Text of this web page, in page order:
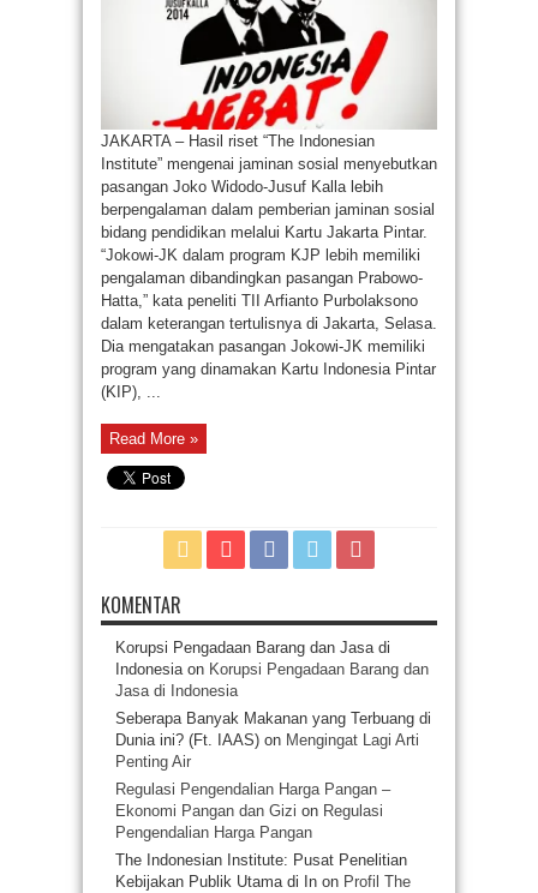
JAKARTA – Hasil riset “The Indonesian
Institute” mengenai jaminan sosial menyebutkan
pasangan Joko Widodo-Jusuf Kalla lebih
berpengalaman dalam pemberian jaminan sosial
bidang pendidikan melalui Kartu Jakarta Pintar.
“Jokowi-JK dalam program KJP lebih memiliki
pengalaman dibandingkan pasangan Prabowo-
Hatta,” kata peneliti TII Arfianto Purbolaksono
dalam keterangan tertulisnya di Jakarta, Selasa.
Dia mengatakan pasangan Jokowi-JK memiliki
program yang dinamakan Kartu Indonesia Pintar
(KIP), ...
Read More »
KOMENTAR
Korupsi Pengadaan Barang dan Jasa di
Indonesiaon Korupsi Pengadaan Barang dan
Jasa di Indonesia
Seberapa Banyak Makanan yang Terbuang di
Dunia ini? (Ft. IAAS) on Mengingat Lagi Arti
Penting Air
Regulasi Pengendalian Harga Pangan –
Ekonomi Pangan dan Gizi on Regulasi
Pengendalian Harga Pangan
The Indonesian Institute: Pusat Penelitian
Kebijakan Publik Utama di In on Profil The